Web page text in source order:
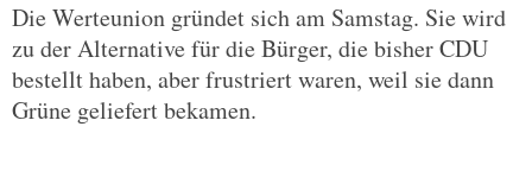
Die Werteunion gründet sich am Samstag. Sie wird
zu der Alternative für die Bürger, die bisher CDU
bestellt haben, aber frustriert waren, weil sie dann
Grüne geliefert bekamen.